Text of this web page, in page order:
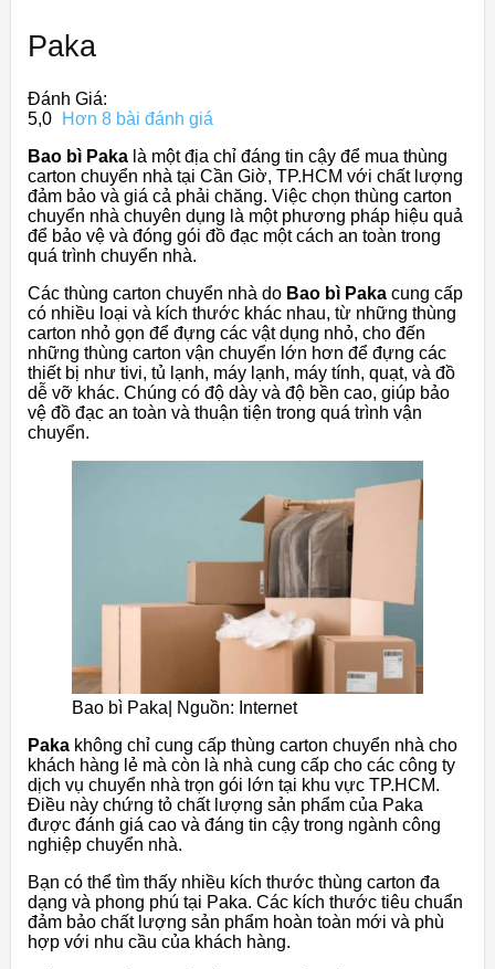
Paka
Đánh Giá:
5,0
Hơn 8 bài đánh giá
Bao bì Paka là một địa chỉ đáng tin cậy để mua thùng
carton chuyển nhà tại Cần Giờ, TP.HCM với chất lượng
đảm bảo và giá cả phải chăng. Việc chọn thùng carton
chuyển nhà chuyên dụng là một phương pháp hiệu quả
để bảo vệ và đóng gói đồ đạc một cách an toàn trong
quá trình chuyển nhà.
Các thùng carton chuyển nhà do Bao bì Paka cung cấp
có nhiều loại và kích thước khác nhau, từ những thùng
carton nhỏ gọn để đựng các vật dụng nhỏ, cho đến
những thùng carton vận chuyển lớn hơn để đựng các
thiết bị như tivi, tủ lạnh, máy lạnh, máy tính, quạt, và đồ
dễ vỡ khác. Chúng có độ dày và độ bền cao, giúp bảo
vệ đồ đạc an toàn và thuận tiện trong quá trình vận
chuyển.
Bao bì Paka| Nguồn: Internet
Paka không chỉ cung cấp thùng carton chuyển nhà cho
khách hàng lẻ mà còn là nhà cung cấp cho các công ty
dịch vụ chuyển nhà trọn gói lớn tại khu vực TP.HCM.
Điều này chứng tỏ chất lượng sản phẩm của Paka
được đánh giá cao và đáng tin cậy trong ngành công
nghiệp chuyển nhà.
Bạn có thể tìm thấy nhiều kích thước thùng carton đa
dạng và phong phú tại Paka. Các kích thước tiêu chuẩn
đảm bảo chất lượng sản phẩm hoàn toàn mới và phù
hợp với nhu cầu của khách hàng.